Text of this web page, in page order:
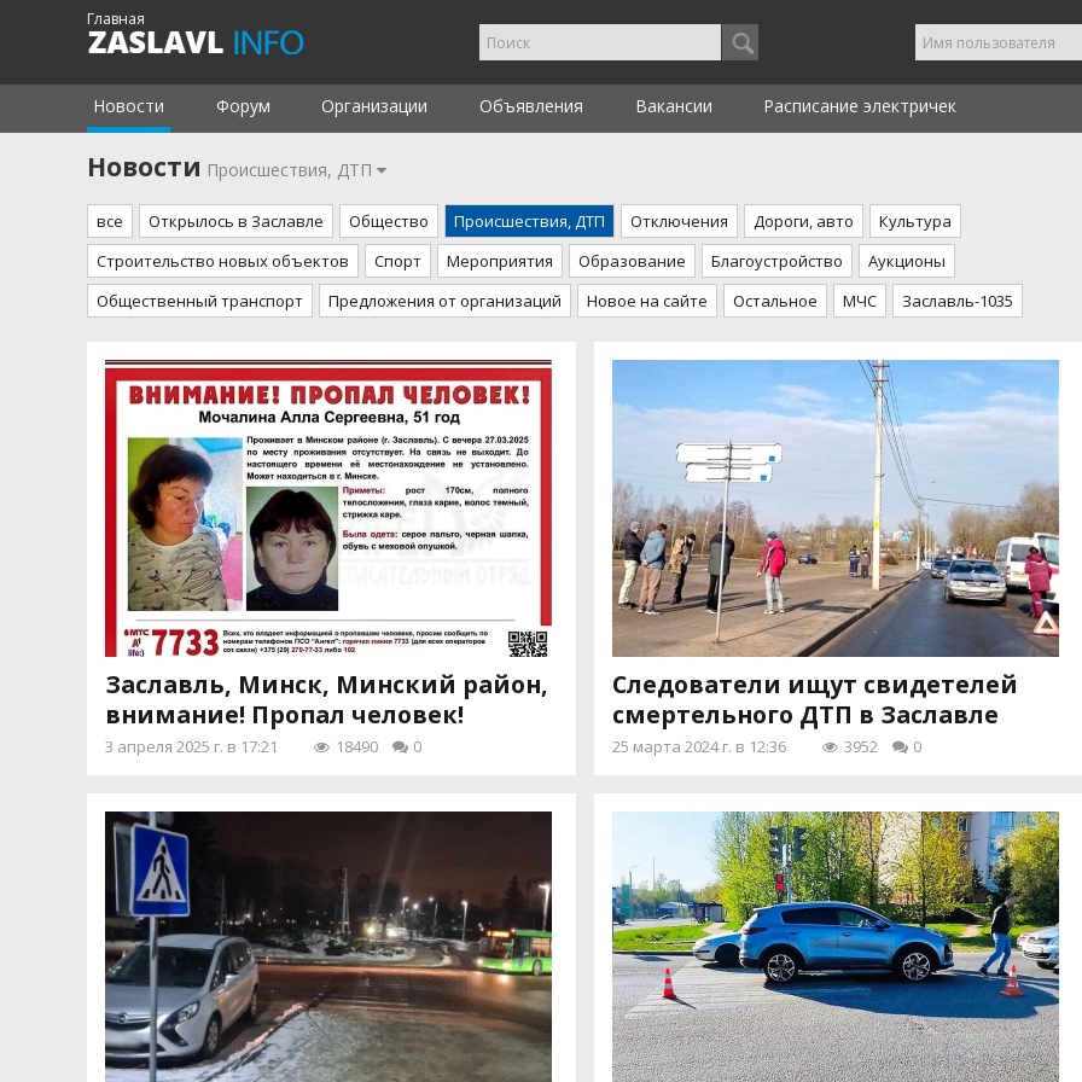
Главная
Новости Форум Организации Объявления Вакансии Расписание электричек
Новости Происшествия, ДТП
все Открылось в Заславле Общество Происшествия, ДТП Отключения Дороги, авто
Культура
Строительство новых объектов
Спорт Мероприятия Образование Благоустройство
Аукционы
Общественный транспорт
Предложения от организаций Новое на сайте Остальное МЧС Заславль-1035
Заславль, Минск, Минский район,
внимание! Пропал человек!
3 апреля 2025 г. в 17:21 18490 0
Следователи ищут свидетелей
смертельного ДТП в Заславле
25 марта 2024 г. в 12:36 3952 0